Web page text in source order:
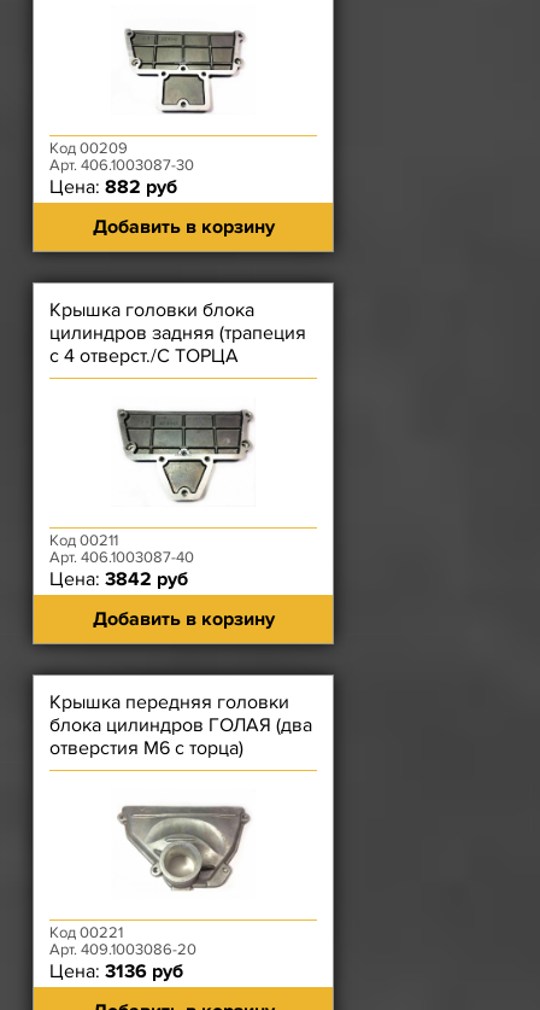
Код 00209
Арт. 406.1003087-30
Цена: 882 руб
Добавить в корзину
Крышка головки блока
цилиндров задняя (трапеция
с 4 отверст./С ТОРЦА
ГЛУХАЯ) ЗМЗ-40904, 40524,
Код 00211
Арт. 406.1003087-40
Цена: 3842 руб
Добавить в корзину
Крышка передняя головки
блока цилиндров ГОЛАЯ (два
отверстия М6 с торца)
ЗМЗ-40904.10, ЗМЗ-40904.10-
Код 00221
Арт. 409.1003086-20
Цена: 3136 руб